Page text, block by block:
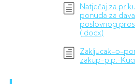
Natječaj za
ponuda za
poslovnog
(.docx)
Zakljucak-o-
zakup-p.p.-